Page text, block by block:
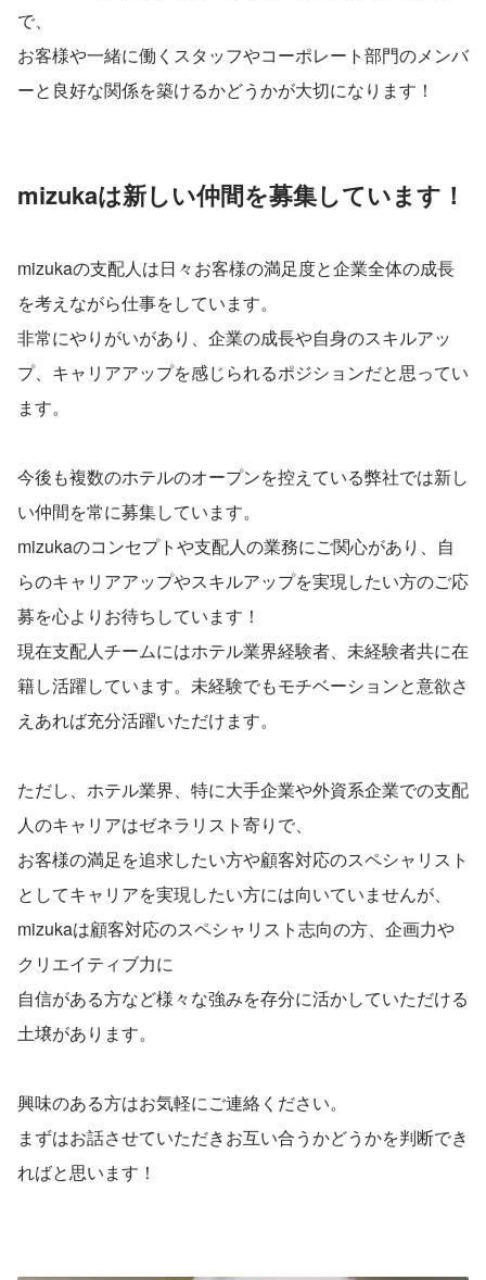
で、
お客様や一緒に働くスタッフやコーポレート部門のメンバ
ーと良好な関係を築けるかどうかが大切になります！
mizukaは新しい仲間を募集しています！
mizukaの支配人は日々お客様の満足度と企業全体の成長
を考えながら仕事をしています。
非常にやりがいがあり、企業の成長や自身のスキルアッ
プ、キャリアアップを感じられるポジションだと思ってい
ます。
今後も複数のホテルのオープンを控えている弊社では新し
い仲間を常に募集しています。
mizukaのコンセプトや支配人の業務にご関心があり、自
らのキャリアアップやスキルアップを実現したい方のご応
募を心よりお待ちしています！
現在支配人チームにはホテル業界経験者、未経験者共に在
籍し活躍しています。未経験でもモチベーションと意欲さ
えあれば充分活躍いただけます。
ただし、ホテル業界、特に大手企業や外資系企業での支配
人のキャリアはゼネラリスト寄りで、
お客様の満足を追求したい方や顧客対応のスペシャリスト
としてキャリアを実現したい方には向いていませんが、
mizukaは顧客対応のスペシャリスト志向の方、企画力や
クリエイティブ力に
自信がある方など様々な強みを存分に活かしていただける
土壌があります。
興味のある方はお気軽にご連絡ください。
まずはお話させていただきお互い合うかどうかを判断でき
ればと思います！